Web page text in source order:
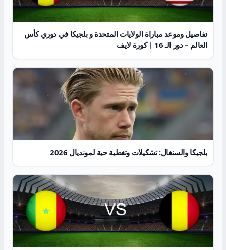
تفاصيل وموعد مباراة الولايات المتحدة و بلجيكا في دوري كأس
العالم – دور الـ 16 | كورة لايف
بلجيكا والسنغال: تشكيلات وتغطية حية لمونديال 2026